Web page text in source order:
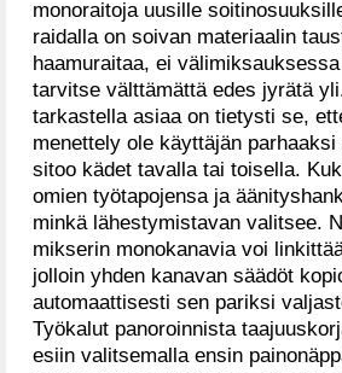
monoraitoja uusille
raidalla on soivan materiaalin
haamuraitaa, ei
tarvitse välttämättä edes jyrätä
tarkastella asiaa on tietysti se,
menettely ole käyttäjän
sitoo kädet tavalla tai toisella.
omien työtapojensa ja
minkä lähestymistavan valitsee.
mikserin monokanavia voi
jolloin yhden kanavan säädöt
automaattisesti sen pariksi
Työkalut panoroinnista
esiin valitsemalla ensin